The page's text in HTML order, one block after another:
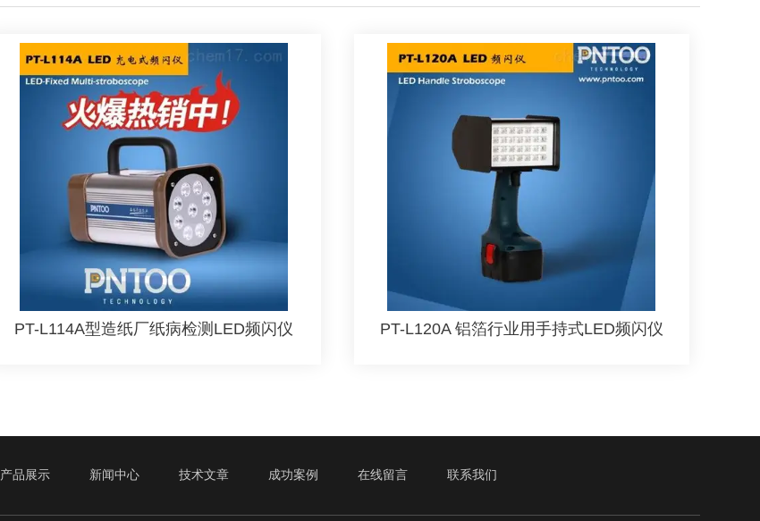
PT-L114A型造纸厂纸病检测LED频闪仪 PT-L120A 铝箔行业用手持式LED频闪仪
产品展示 新闻中心 技术文章 成功案例 在线留言 联系我们